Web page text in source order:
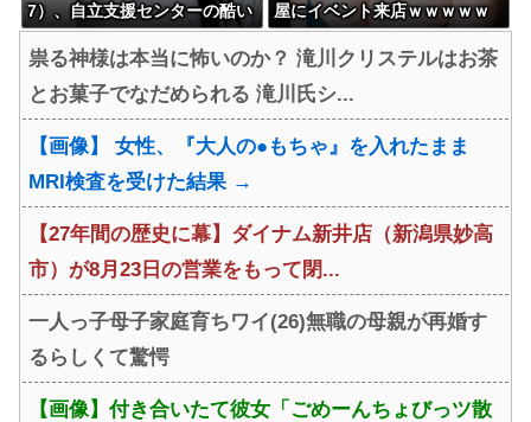
7）、自立支援センターの酷い
屋にイベント来店ｗｗｗｗｗ
祟る神様は本当に怖いのか？ 滝川クリステルはお茶
とお菓子でなだめられる 滝川氏シ...
【画像】 女性、『大人の●もちゃ』を入れたまま
MRI検査を受けた結果 →
【27年間の歴史に幕】ダイナム新井店（新潟県妙高
市）が8月23日の営業をもって閉...
一人っ子母子家庭育ちワイ(26)無職の母親が再婚す
るらしくて驚愕
【画像】付き合いたて彼女「ごめーんちょびっツ散